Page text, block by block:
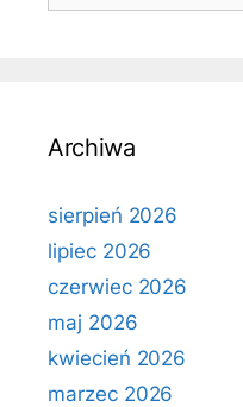
Archiwa
sierpień 2026
lipiec 2026
czerwiec 2026
maj 2026
kwiecień 2026
marzec 2026